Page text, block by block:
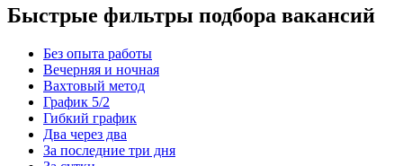
Быстрые фильтры подбора вакансий
Без опыта работы
Вечерняя и ночная
Вахтовый метод
График 5/2
Гибкий график
Два через два
За последние три дня